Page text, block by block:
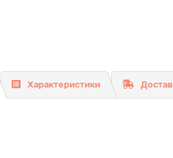
Характеристики